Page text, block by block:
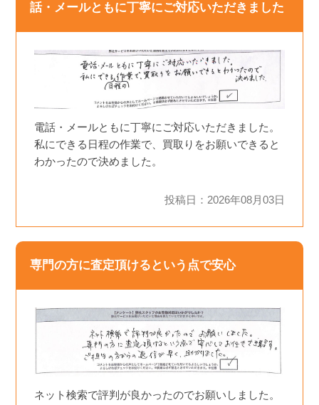
話・メールともに丁寧にご対応いただきました
電話・メールともに丁寧にご対応いただきました。
私にできる日程の作業で、買取りをお願いできると
わかったので決めました。
投稿日：2026年08月03日
専門の方に査定頂けるという点で安心
ネット検索で評判が良かったのでお願いしました。